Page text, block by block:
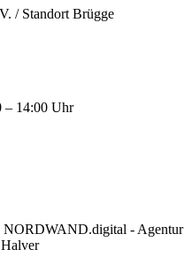
/ Standort Brügge
– 14:00 Uhr
NORDWAND.digital - Agentur